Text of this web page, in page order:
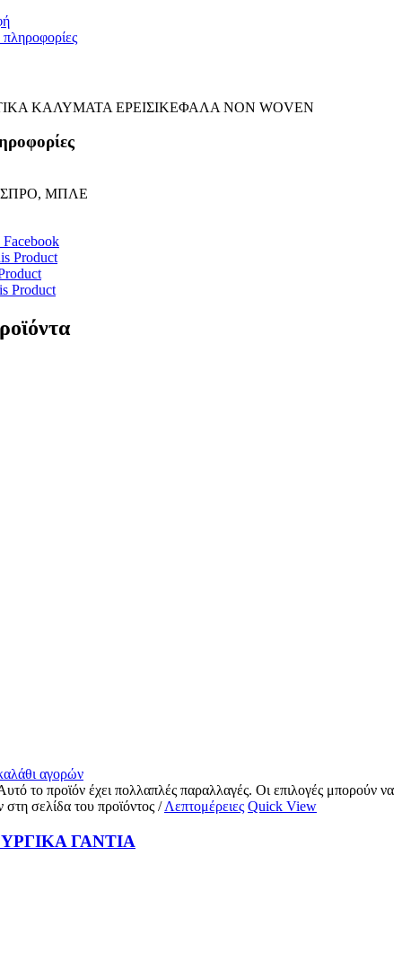
ΚΑΛΥΜΑΤΑ ΕΡΕΙΣΙΚΕΦΑΛΑ NON WOVEN
ΜΠΛΕ
Facebook
Product
Product
αγορών
το προϊόν έχει πολλαπλές παραλλαγές. Οι επιλογές μπορούν να
στη σελίδα του προϊόντος / Λεπτομέρειες Quick View
ΓΑΝΤΙΑ